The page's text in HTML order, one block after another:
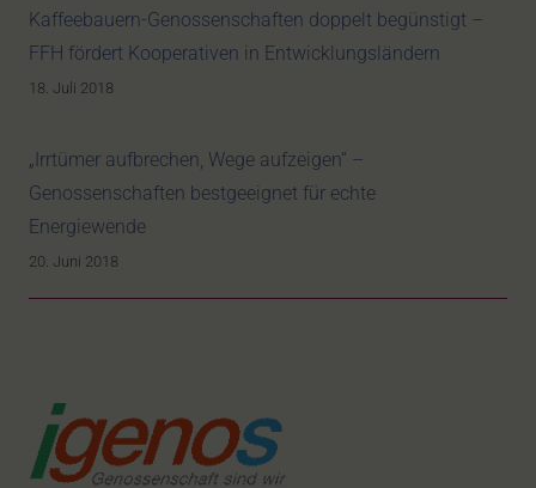
Kaffeebauern-Genossenschaften doppelt begünstigt –
FFH fördert Kooperativen in Entwicklungsländern
18. Juli 2018
„Irrtümer aufbrechen, Wege aufzeigen“ –
Genossenschaften bestgeeignet für echte
Energiewende
20. Juni 2018